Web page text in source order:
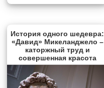
История одного шедевра:
«Давид» Микеланджело –
каторжный труд и
совершенная красота